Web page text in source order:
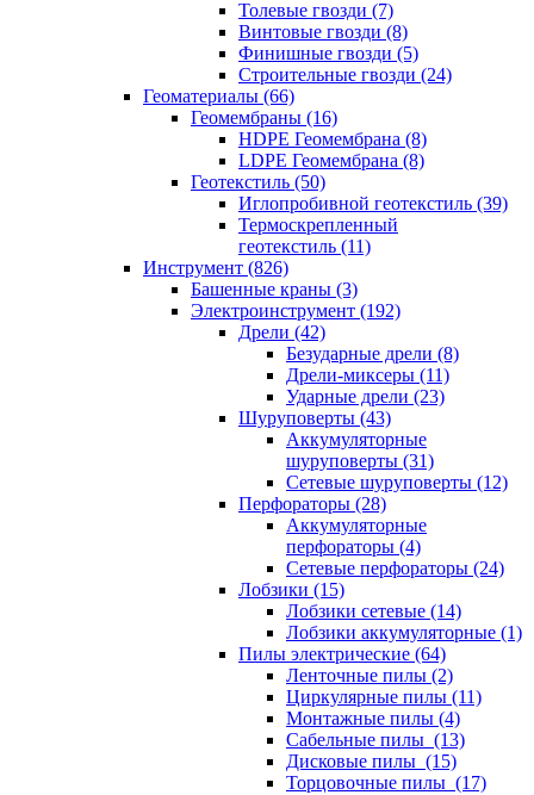
Толевые гвозди (7)
Винтовые гвозди (8)
Финишные гвозди (5)
Строительные гвозди (24)
Геоматериалы (66)
Геомембраны (16)
HDPE Геомембрана (8)
LDPE Геомембрана (8)
Геотекстиль (50)
Иглопробивной геотекстиль (39)
Термоскрепленный
геотекстиль (11)
Инструмент (826)
Башенные краны (3)
Электроинструмент (192)
Дрели (42)
Безударные дрели (8)
Дрели-миксеры (11)
Ударные дрели (23)
Шуруповерты (43)
Аккумуляторные
шуруповерты (31)
Сетевые шуруповерты (12)
Перфораторы (28)
Аккумуляторные
перфораторы (4)
Сетевые перфораторы (24)
Лобзики (15)
Лобзики сетевые (14)
Лобзики аккумуляторные (1)
Пилы электрические (64)
Ленточные пилы (2)
Циркулярные пилы (11)
Монтажные пилы (4)
Сабельные пилы (13)
Дисковые пилы (15)
Торцовочные пилы (17)